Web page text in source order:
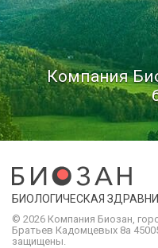
Компания
БИОЛОГИЧЕСКАЯ
© 2026 Компания Биозан,
Братьев Кадомцевых 8а
защищены.